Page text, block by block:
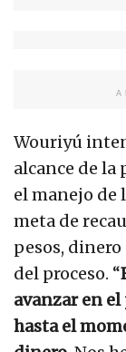
Wouriyú
alcance de la
el manejo de
meta de
pesos,
del proceso. “
avanzar en
hasta el